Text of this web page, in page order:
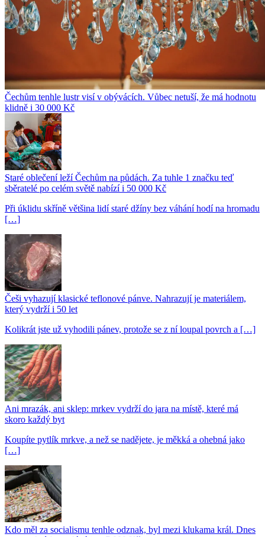
Čechům tenhle lustr visí v obývácích. Vůbec netuší, že má hodnotu
klidně i 30 000 Kč
Staré oblečení leží Čechům na půdách. Za tuhle 1 značku teď
sběratelé po celém světě nabízí i 50 000 Kč
Při úklidu skříně většina lidí staré džíny bez váhání hodí na hromadu
[…]
Češi vyhazují klasické teflonové pánve. Nahrazují je materiálem,
který vydrží i 50 let
Kolikrát jste už vyhodili pánev, protože se z ní loupal povrch a […]
Ani mrazák, ani sklep: mrkev vydrží do jara na místě, které má
skoro každý byt
Koupíte pytlík mrkve, a než se nadějete, je měkká a ohebná jako
[…]
Kdo měl za socialismu tenhle odznak, byl mezi klukama král. Dnes